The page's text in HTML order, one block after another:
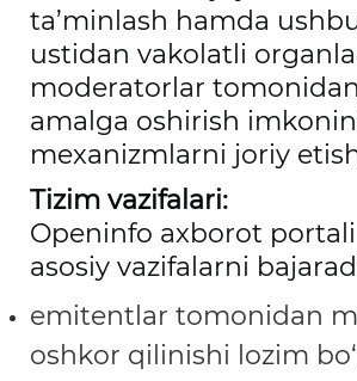
ta’minlash hamda
ustidan vakolatli
moderatorlar
amalga oshirish
mexanizmlarni joriy
Tizim vazifalari:
Openinfo axborot
asosiy vazifalarni
emitentlar tomonidan
oshkor qilinishi lozim